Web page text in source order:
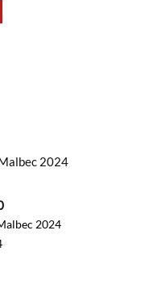
2024
2024